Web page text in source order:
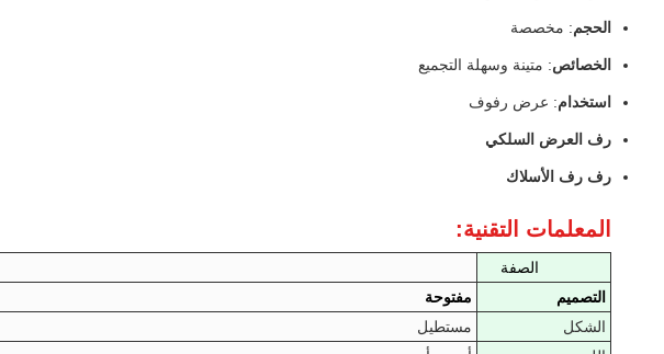
الحجم: مخصصة
الخصائص: متينة وسهلة التجميع
استخدام: عرض رفوف
رف العرض السلكي
رف رف الأسلاك
المعلمات التقنية:
الصفة
التصميم
مفتوحة
الشكل
مستطيل